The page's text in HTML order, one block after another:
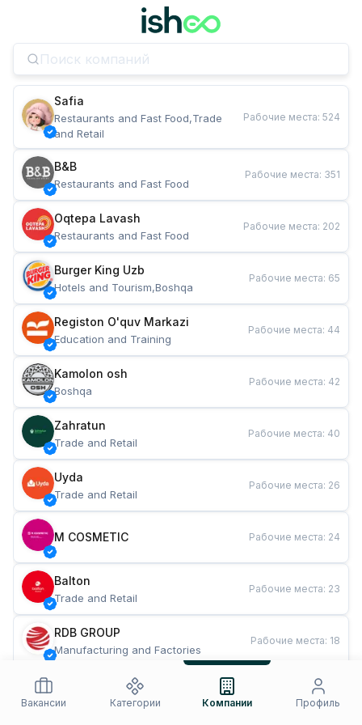
Safia
Restaurants and Fast Food,Trade
and Retail
Рабочие места: 524
B&B
Restaurants and Fast Food
Рабочие места: 351
Oqtepa Lavash
Restaurants and Fast Food
Рабочие места: 202
Burger King Uzb
Hotels and Tourism,Boshqa
Рабочие места: 65
Registon O'quv Markazi
Education and Training
Рабочие места: 44
Kamolon osh
Boshqa
Рабочие места: 42
Zahratun
Trade and Retail
Рабочие места: 40
Uyda
Trade and Retail
Рабочие места: 26
M COSMETIC Рабочие места: 24
Balton
Trade and Retail
Рабочие места: 23
RDB GROUP
Manufacturing and Factories
Рабочие места: 18
Restaurants and Fast Food
Рабочие места
Вакансии
Категории Компании Профиль